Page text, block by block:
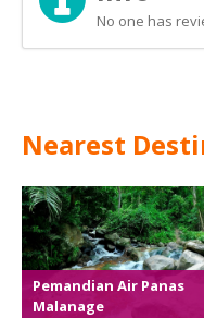
No one has
Nearest
Pemandian Air Panas
Malanage